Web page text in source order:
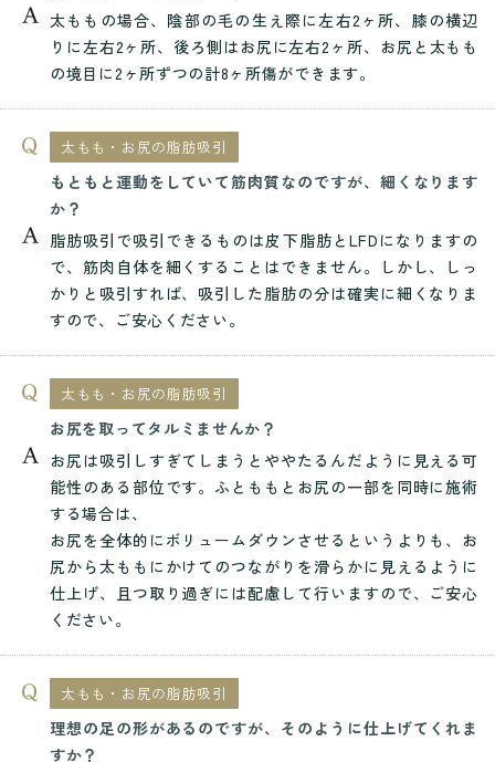
太ももの場合、陰部の毛の生え際に左右2ヶ所、膝の横辺
りに左右2ヶ所、後ろ側はお尻に左右2ヶ所、お尻と太もも
の境目に2ヶ所ずつの計8ヶ所傷ができます。
太もも・お尻の脂肪吸引
もともと運動をしていて筋肉質なのですが、細くなります
か？
脂肪吸引で吸引できるものは皮下脂肪とLFDになりますの
で、筋肉自体を細くすることはできません。しかし、しっ
かりと吸引すれば、吸引した脂肪の分は確実に細くなりま
すので、ご安心ください。
太もも・お尻の脂肪吸引
お尻を取ってタルミませんか？
お尻は吸引しすぎてしまうとややたるんだように見える可
能性のある部位です。ふとももとお尻の一部を同時に施術
する場合は、
お尻を全体的にボリュームダウンさせるというよりも、お
尻から太ももにかけてのつながりを滑らかに見えるように
仕上げ、且つ取り過ぎには配慮して行いますので、ご安心
ください。
太もも・お尻の脂肪吸引
理想の足の形があるのですが、そのように仕上げてくれま
すか？